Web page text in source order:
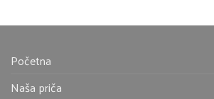
Početna
Naša priča